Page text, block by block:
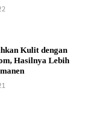
Kulit dengan
Hasilnya Lebih